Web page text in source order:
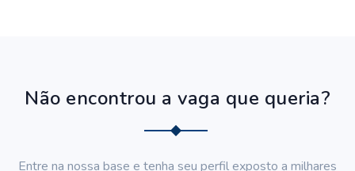
Não encontrou a vaga que queria?
Entre na nossa base e tenha seu perfil exposto a milhares